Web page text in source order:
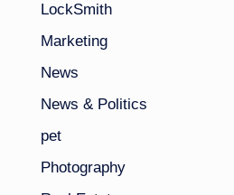
LockSmith
Marketing
News
News & Politics
pet
Photography